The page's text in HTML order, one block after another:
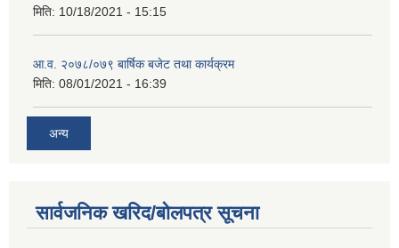
मिति: 10/18/2021 - 15:15
आ.व. २०७८/०७९ बार्षिक बजेट तथा कार्यक्रम
मिति: 08/01/2021 - 16:39
अन्य
सार्वजनिक खरिद/बोलपत्र सूचना